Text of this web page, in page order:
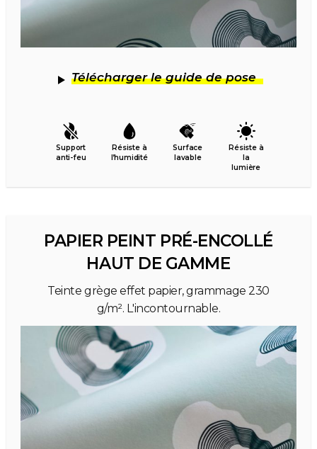
Télécharger le guide de pose
Support
anti-feu
Résiste à
l’humidité
Surface
lavable
Résiste à
la
lumière
PAPIER PEINT PRÉ-ENCOLLÉ
HAUT DE GAMME
Teinte grège effet papier, grammage 230
g/m². L'incontournable.